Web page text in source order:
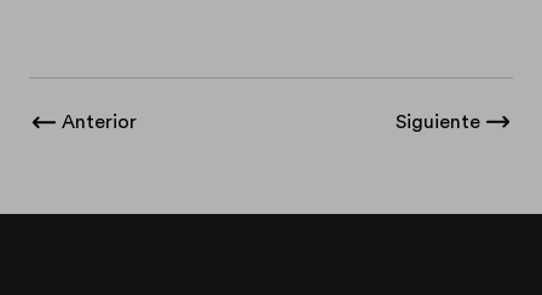
Anterior Siguiente